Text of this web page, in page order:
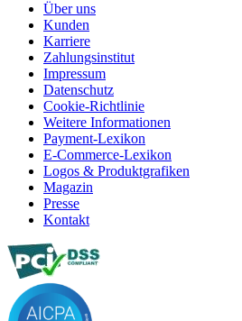
Über uns
Kunden
Karriere
Zahlungsinstitut
Impressum
Datenschutz
Cookie-Richtlinie
Weitere Informationen
Payment-Lexikon
E-Commerce-Lexikon
Logos & Produktgrafiken
Magazin
Presse
Kontakt